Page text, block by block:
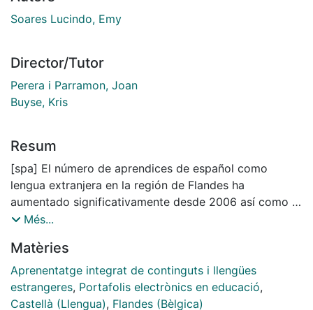
Soares Lucindo, Emy
Director/Tutor
Perera i Parramon, Joan
Buyse, Kris
Resum
[spa] El número de aprendices de español como
lengua extranjera en la región de Flandes ha
aumentado significativamente desde 2006 así como la
cantidad de estudiantes interesados en impartir clases
formación haya sido en español que al entrar en la
formación didáctica Specifieke Lerarenopleiding (SLO)
algunos estudiantes no han alcanzado aún el nivel
lingüístico y pragmático esperado para un profesor de
Més...
Matèries
Aprenentatge integrat de continguts i llengües
estrangeres, Portafolis electrònics en educació,
Castellà (Llengua), Flandes (Bèlgica)